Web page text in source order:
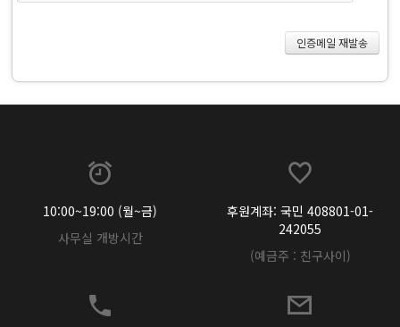
10:00~19:00 (월~금)
사무실 개방시간
후원계좌: 국민 408801-01-
242055
(예금주 : 친구사이)